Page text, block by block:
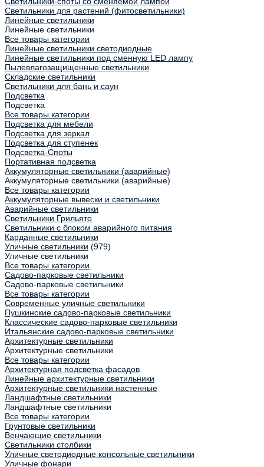
Светильники для растений (фитосветильники)
Линейные светильники
Линейные светильники
Все товары категории
Линейные светильники светодиодные
Линейные светильники под сменную LED лампу
Пылевлагозащищенные светильники
Складские светильники
Светильники для бань и саун
Подсветка
Подсветка
Все товары категории
Подсветка для мебели
Подсветка для зеркал
Подсветка для ступенек
Подсветка-Споты
Портативная подсветка
Аккумуляторные светильники (аварийные)
Аккумуляторные светильники (аварийные)
Все товары категории
Аккумуляторные вывески и светильники
Аварийные светильники
Светильники Грильято
Светильники с блоком аварийного питания
Карданные светильники
Уличные светильники (979)
Уличные светильники
Все товары категории
Садово-парковые светильники
Садово-парковые светильники
Все товары категории
Современные уличные светильники
Пушкинские садово-парковые светильники
Классические садово-парковые светильники
Итальянские садово-парковые светильники
Архитектурные светильники
Архитектурные светильники
Все товары категории
Архитектурная подсветка фасадов
Линейные архитектурные светильники
Архитектурные светильники настенные
Ландшафтные светильники
Ландшафтные светильники
Все товары категории
Грунтовые светильники
Венчающие светильники
Светильники столбики
Уличные светодиодные консольные светильники
Уличные фонари